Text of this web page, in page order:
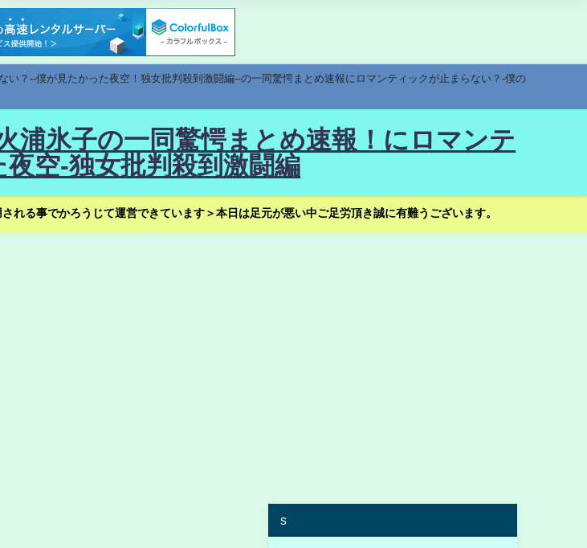
？--僕が見たかった夜空！独女批判殺到激闘編--の一同驚愕まとめ速報にロマンティックが止まらない？-僕の
浦氷子の一同驚愕まとめ速報！にロマンテ
空-独女批判殺到激闘編
る事でかろうじて運営できています＞本日は足元が悪い中ご足労頂き誠に有難うございます。
s